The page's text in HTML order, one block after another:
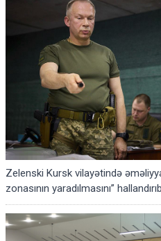
Zelenski Kursk vilayətində
zonasının yaradılmasını” hallandırıb